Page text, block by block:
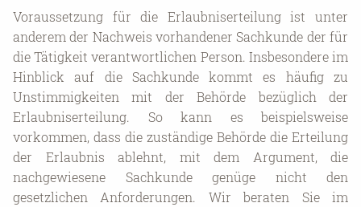
Voraussetzung für die Erlaubniserteilung ist unter
anderem der Nachweis vorhandener Sachkunde der für
die Tätigkeit verantwortlichen Person. Insbesondere im
Hinblick auf die Sachkunde kommt es häufig zu
Unstimmigkeiten mit der Behörde bezüglich der
Erlaubniserteilung. So kann es beispielsweise
vorkommen, dass die zuständige Behörde die Erteilung
der Erlaubnis ablehnt, mit dem Argument, die
nachgewiesene Sachkunde genüge nicht den
gesetzlichen Anforderungen. Wir beraten Sie im